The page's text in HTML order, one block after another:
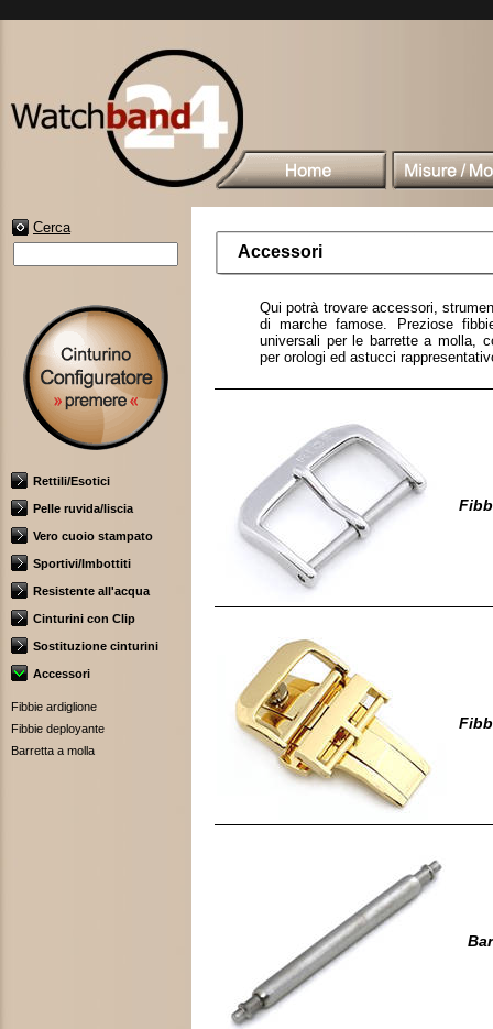
Cerca
Rettili/Esotici
Pelle ruvida/liscia
Vero cuoio stampato
Sportivi/Imbottiti
Resistente all'acqua
Cinturini con Clip
Sostituzione cinturini
Accessori
Fibbie ardiglione
Fibbie deployante
Barretta a molla
Accessori
Qui potrà trovare accessori,
di marche famose. Preziose
universali per le barrette a molla,
per orologi ed astucci